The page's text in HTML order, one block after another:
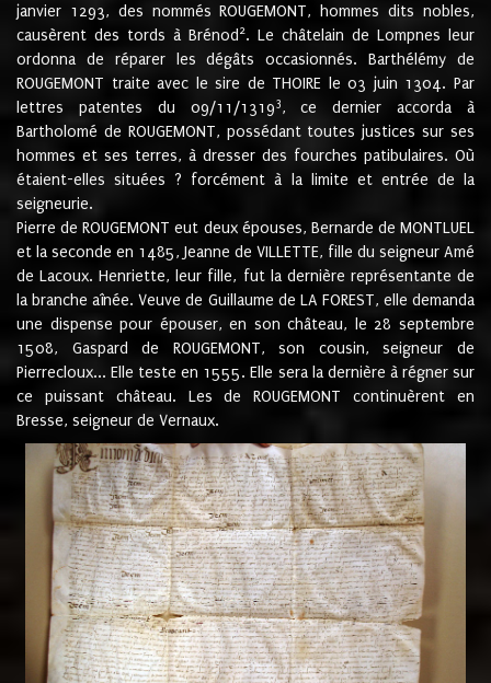
janvier 1293, des nommés ROUGEMONT, hommes dits nobles,
causèrent des tords à Brénod 2. Le châtelain de Lompnes leur
ordonna de réparer les dégâts occasionnés. Barthélémy de
ROUGEMONT traite avec le sire de THOIRE le 03 juin 1304. Par
lettres patentes du 09/11/13193, ce dernier accorda à
Bartholomé de ROUGEMONT, possédant toutes justices sur ses
hommes et ses terres, à dresser des fourches patibulaires. Où
étaient-elles situées ? forcément à la limite et entrée de la
seigneurie.
Pierre de ROUGEMONT eut deux épouses, Bernarde de MONTLUEL
et la seconde en 1485, Jeanne de VILLETTE, fille du seigneur Amé
de Lacoux. Henriette, leur fille, fut la dernière représentante de
la branche aînée. Veuve de Guillaume de LA FOREST, elle demanda
une dispense pour épouser, en son château, le 28 septembre
1508, Gaspard de ROUGEMONT, son cousin, seigneur de
Pierrecloux... Elle teste en 1555. Elle sera la dernière à régner sur
ce puissant château. Les de ROUGEMONT continuèrent en
Bresse, seigneur de Vernaux.